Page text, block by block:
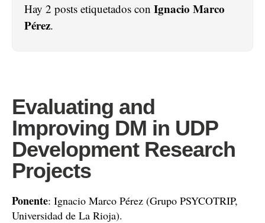
Hay 2 posts etiquetados con Ignacio Marco
Pérez.
Evaluating and
Improving DM in UDP
Development Research
Projects
Ponente: Ignacio Marco Pérez (Grupo PSYCOTRIP,
Universidad de La Rioja).